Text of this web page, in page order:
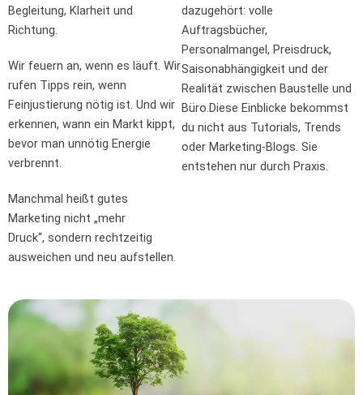
Begleitung, Klarheit und
Richtung.
Wir feuern an, wenn es läuft. Wir
rufen Tipps rein, wenn
Feinjustierung nötig ist. Und wir
erkennen, wann ein Markt kippt,
bevor man unnötig Energie
verbrennt.
Manchmal heißt gutes
Marketing nicht „mehr
Druck“, sondern rechtzeitig
ausweichen und neu aufstellen.
dazugehört: volle
Auftragsbücher,
Personalmangel, Preisdruck,
Saisonabhängigkeit und der
Realität zwischen Baustelle und
Büro.Diese Einblicke bekommst
du nicht aus Tutorials, Trends
oder Marketing-Blogs. Sie
entstehen nur durch Praxis.